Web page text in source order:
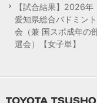
【試合結果】2026
愛知県総合バドミン
会（兼 国スポ成年の
選会）【女子単】